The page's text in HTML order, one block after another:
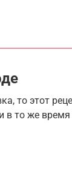
то этот
в то же время